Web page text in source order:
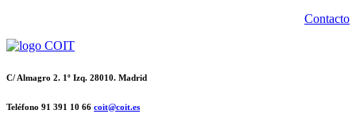
Contacto
C/ Almagro 2. 1º Izq. 28010. Madrid
Teléfono 91 391 10 66 coit@coit.es